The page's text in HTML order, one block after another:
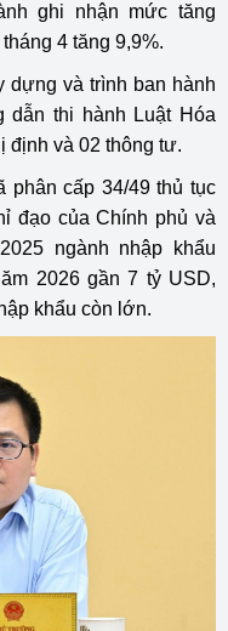
ghi nhận mức tăng
4 tăng 9,9%.
dựng và trình ban hành
dẫn thi hành Luật Hóa
định và 02 thông tư.
phân cấp 34/49 thủ tục
đạo của Chính phủ và
ngành nhập khẩu
2026 gần 7 tỷ USD,
khẩu còn lớn.